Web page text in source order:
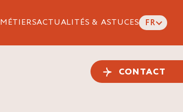
MÉTIERSACTUALITÉS & ASTUCES FR
CONTACT